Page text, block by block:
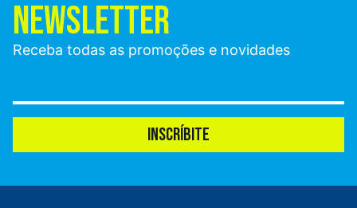
NEWSLETTER
Receba todas as promoções e novidades
INSCRÍBITE